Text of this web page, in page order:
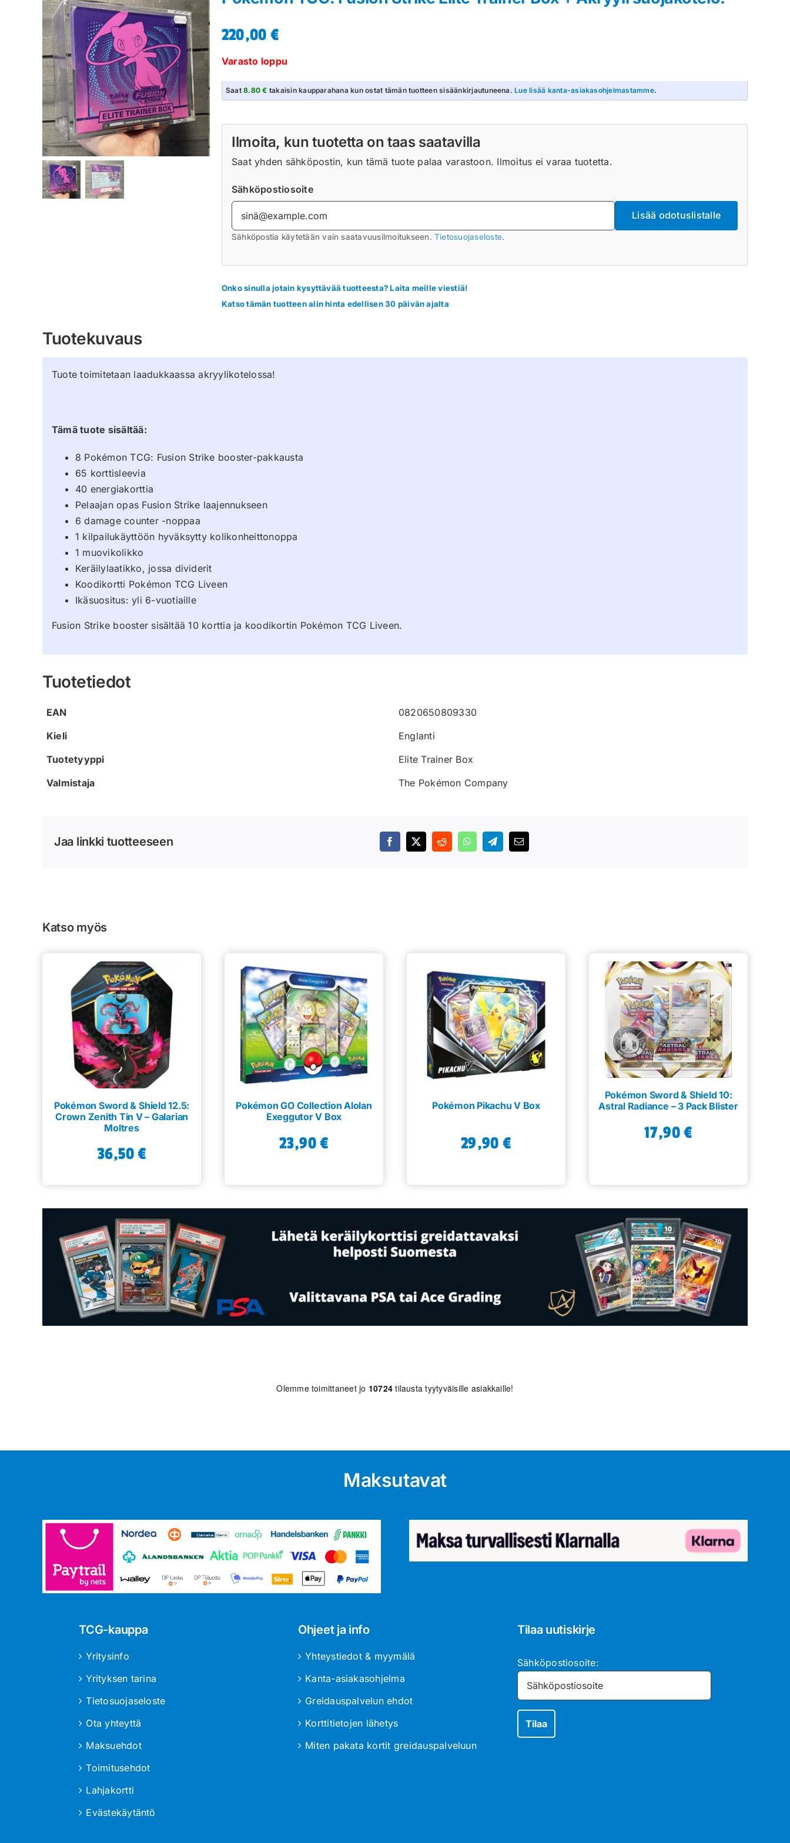
220,00 €
Varasto loppu
Saat8.80 € takaisin kaupparahana kun ostat tämän tuotteen sisäänkirjautuneena.Lue lisää kanta-asiakasohjelmastamme.
Ilmoita, kun tuotetta on taas saatavilla
Saat yhden sähköpostin, kun tämä tuote palaa varastoon. Ilmoitus ei varaa tuotetta.
Sähköpostiosoite
Lisää odotuslistalle
Sähköpostia käytetään vain saatavuusilmoitukseen. Tietosuojaseloste.
Onko sinulla jotain kysyttävää tuotteesta? Laita meille viestiä!
Katso tämän tuotteen alin hinta edellisen 30 päivän ajalta
Tuotekuvaus
Tuote toimitetaan laadukkaassa akryylikotelossa!
Tämä tuote sisältää:
8 Pokémon TCG: Fusion Strike booster-pakkausta
65 korttisleevia
40 energiakorttia
Pelaajan opas Fusion Strike laajennukseen
6 damage counter -noppaa
1 kilpailukäyttöön hyväksytty kolikonheittonoppa
1 muovikolikko
Keräilylaatikko, jossa dividerit
Koodikortti Pokémon TCG Liveen
Ikäsuositus: yli 6-vuotiaille
Fusion Strike booster sisältää 10 korttia ja koodikortin Pokémon TCG Liveen.
Tuotetiedot
EAN
0820650809330
Kieli
Englanti
Tuotetyyppi
Elite Trainer Box
Valmistaja
The Pokémon Company
Jaa linkki tuotteeseen
Katso myös
Pokémon Sword & Shield 12.5:
Crown Zenith Tin V – Galarian
Moltres
36,50€
Pokémon GO Collection Alolan
Exeggutor V Box
23,90€
Pokémon Pikachu V Box
29,90 €
Pokémon Sword & Shield 10:
Astral Radiance – 3 Pack Blister
17,90€
Olemme toimittaneet jo 10724 tilausta tyytyväisille asiakkaille!
Maksutavat
TCG-kauppa
Yritysinfo
Yrityksen tarina
Tietosuojaseloste
Ota yhteyttä
Maksuehdot
Toimitusehdot
Lahjakortti
Evästekäytäntö
Ohjeet ja info
Yhteystiedot & myymälä
Kanta-asiakasohjelma
Greidauspalvelun ehdot
Korttitietojen lähetys
Miten pakata kortit greidauspalveluun
Tilaa uutiskirje
Sähköpostiosoite: